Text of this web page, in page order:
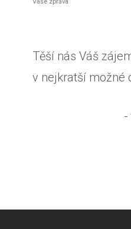
Těší nás Váš
v nejkratší možné
-